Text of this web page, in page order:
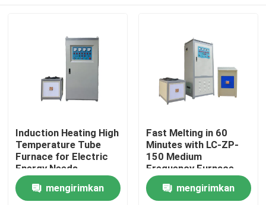
Rumah
Produk
Tentang kami
Induction Heating High
Temperature Tube
Furnace for Electric
Energy Needs
Fulfillment
mengirimkan
Fast Melting in 60
Minutes with LC-ZP-
150 Medium
Frequency Furnace
and Magnetic Field
Induction Heating
mengirimkan